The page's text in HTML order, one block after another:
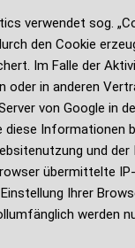
verwendet sog.
den Cookie
Im Falle der
oder in anderen
von Google in
Informationen
und
übermittelte
Ihrer
werden